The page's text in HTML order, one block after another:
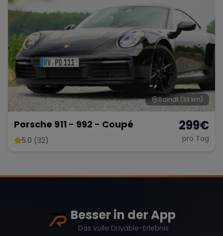
Baindt (33 km)
Porsche 911 - 992 - Coupé
5.0 (32)
299€
pro Tag
Besser in der App
Das volle Drivable-Erlebnis